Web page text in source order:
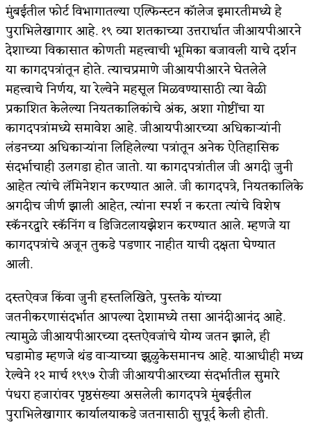
मुंबईतील फोर्ट विभागातल्या एल्फिन्स्टन काॅलेज इमारतीमध्ये हे
पुराभिलेखागार आहे. १९ व्या शतकाच्या उत्तरार्धात जीआयपीआरने
देशाच्या विकासात कोणती महत्त्वाची भूमिका बजावली याचे दर्शन
या कागदपत्रांतून होते. त्याचप्रमाणे जीआयपीआरने घेतलेले
महत्त्वाचे निर्णय, या रेल्वेने महसूल मिळवण्यासाठी त्या वेळी
प्रकाशित केलेल्या नियतकालिकांचे अंक, अशा गोष्टींचा या
कागदपत्रांमध्ये समावेश आहे. जीआयपीआरच्या अधिकाऱ्यांनी
लंडनच्या अधिकाऱ्यांना लिहिलेल्या पत्रांतून अनेक ऐतिहासिक
संदर्भाचाही उलगडा होत जातो. या कागदपत्रांतील जी अगदी जुनी
आहेत त्यांचे लॅमिनेशन करण्यात आले. जी कागदपत्रे, नियतकालिके
अगदीच जीर्ण झाली आहेत, त्यांना स्पर्श न करता त्यांचे विशेष
स्कॅनरद्वारे स्कॅनिंग व डिजिटलायझेशन करण्यात आले. म्हणजे या
कागदपत्रांचे अजून तुकडे पडणार नाहीत याची दक्षता घेण्यात
आली.
दस्तऐवज किंवा जुनी हस्तलिखिते, पुस्तके यांच्या
जतनीकरणासंदर्भात आपल्या देशामध्ये तसा आनंदीआनंद आहे.
त्यामुळे जीआयपीआरच्या दस्तऐवजांचे योग्य जतन झाले, ही
घडामोड म्हणजे थंड वाऱ्याच्या झुळुकेसमानच आहे. याआधीही मध्य
रेल्वेने १२ मार्च १९९७ रोजी जीआयपीआरच्या संदर्भातील सुमारे
पंधरा हजारांवर पृष्ठसंख्या असलेली कागदपत्रे मुंबईतील
पुराभिलेखागार कार्यालयाकडे जतनासाठी सुपूर्द केली होती.